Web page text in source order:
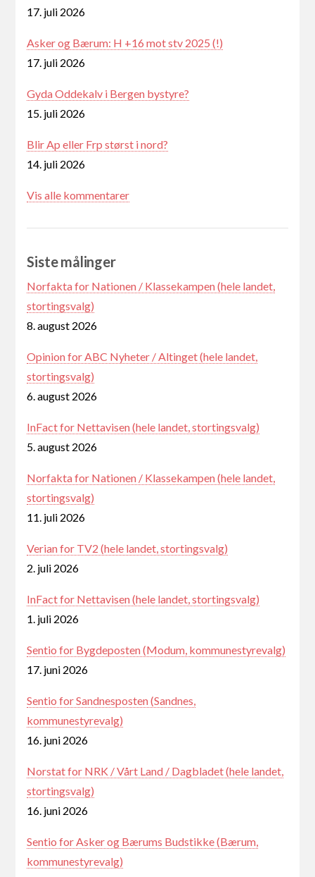
17. juli 2026
Asker og Bærum: H +16 mot stv 2025 (!)
17. juli 2026
Gyda Oddekalv i Bergen bystyre?
15. juli 2026
Blir Ap eller Frp størst i nord?
14. juli 2026
Vis alle kommentarer
Siste målinger
Norfakta for Nationen / Klassekampen (hele landet,
stortingsvalg)
8. august 2026
Opinion for ABC Nyheter / Altinget (hele landet,
stortingsvalg)
6. august 2026
InFact for Nettavisen (hele landet, stortingsvalg)
5. august 2026
Norfakta for Nationen / Klassekampen (hele landet,
stortingsvalg)
11. juli 2026
Verian for TV2 (hele landet, stortingsvalg)
2. juli 2026
InFact for Nettavisen (hele landet, stortingsvalg)
1. juli 2026
Sentio for Bygdeposten (Modum, kommunestyrevalg)
17. juni 2026
Sentio for Sandnesposten (Sandnes,
kommunestyrevalg)
16. juni 2026
Norstat for NRK / Vårt Land / Dagbladet (hele landet,
stortingsvalg)
16. juni 2026
Sentio for Asker og Bærums Budstikke (Bærum,
kommunestyrevalg)